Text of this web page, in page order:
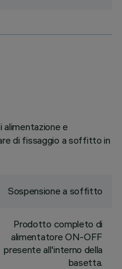
alimentazione e
di fissaggio a soffitto in
Sospensione a soffitto
Prodotto completo di
alimentatore ON-OFF
presente all'interno della
basetta.